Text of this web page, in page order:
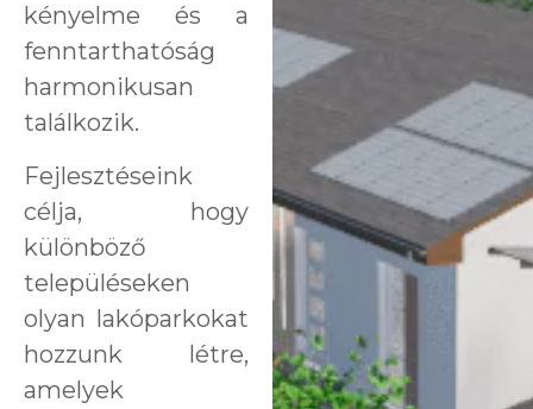
kényelme és a
fenntarthatóság
harmonikusan
találkozik.
Fejlesztéseink
célja, hogy
különböző
településeken
olyan lakóparkokat
hozzunk létre,
amelyek